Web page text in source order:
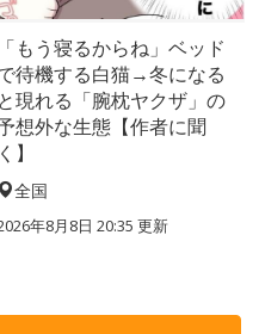
「もう寝るからね」ベッド
待機する白猫→冬になる
と現れる「腕枕ヤクザ」の
想外な生態【作者に聞
く】
全国
年8月8日 20:35 更新